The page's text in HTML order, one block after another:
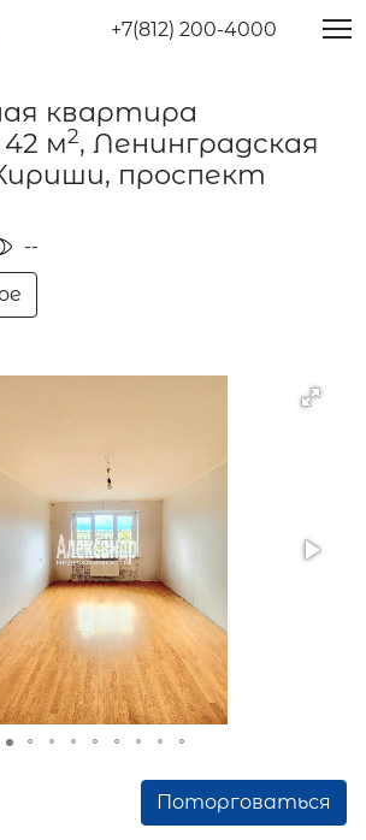
+7(812) 200-4000
квартира
м2, Ленинградская
проспект
--
Поторговаться